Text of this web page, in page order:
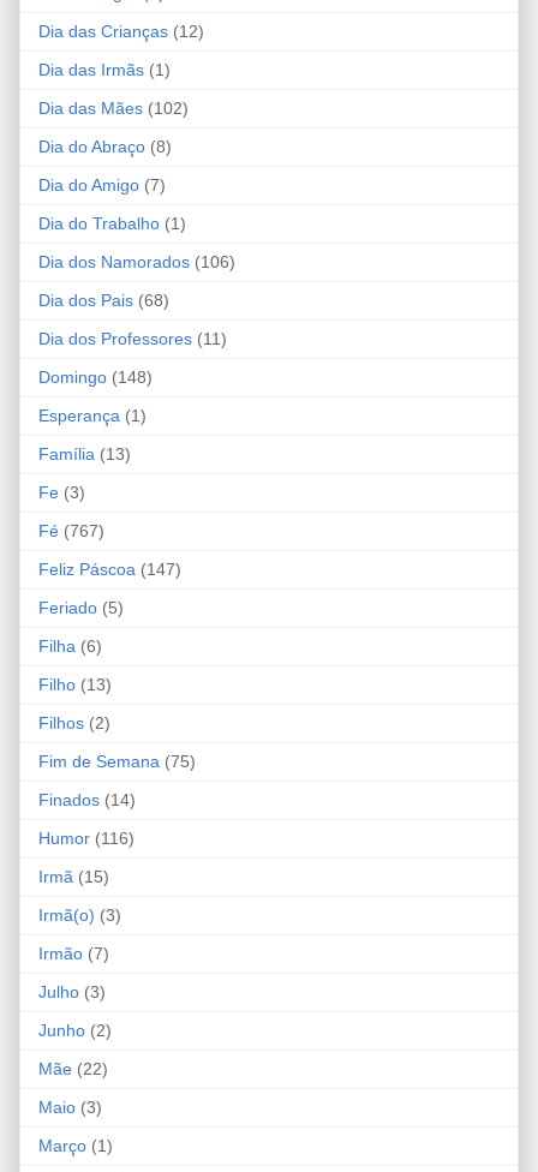
Dia das Crianças (12)
Dia das Irmãs (1)
Dia das Mães (102)
Dia do Abraço (8)
Dia do Amigo (7)
Dia do Trabalho (1)
Dia dos Namorados (106)
Dia dos Pais (68)
Dia dos Professores (11)
Domingo (148)
Esperança (1)
Família (13)
Fe (3)
Fé (767)
Feliz Páscoa (147)
Feriado (5)
Filha (6)
Filho (13)
Filhos (2)
Fim de Semana (75)
Finados (14)
Humor (116)
Irmã (15)
Irmã(o) (3)
Irmão (7)
Julho (3)
Junho (2)
Mãe (22)
Maio (3)
Março (1)